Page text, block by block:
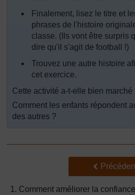
Finalement, lisez le titre et
phrases de l'histoire
classe. (Ils vont être surpris
dire qu'il s'agit de football !)
Trouvez une autre histoire
cet exercice.
Cette activité a-t-elle bien marché
Comment les enfants répondent
des autres ?
Précédent
1. Comment améliorer la